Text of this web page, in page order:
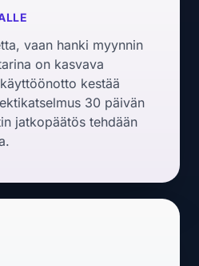
vaan hanki myynnin
on kasvava
kestää
30 päivän
jatkopäätös tehdään